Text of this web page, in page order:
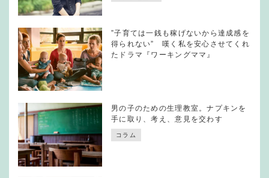
”子育ては一銭も稼げないから達成感を
得られない” 嘆く私を安心させてくれ
たドラマ『ワーキングママ』
男の子のための生理教室。ナプキンを
手に取り、考え、意見を交わす
コラム